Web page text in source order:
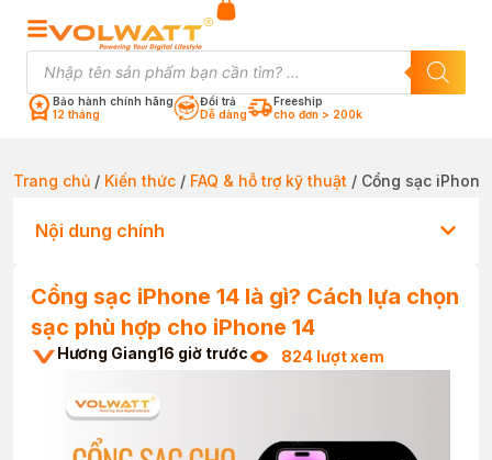
Bảo hành chính hãng
12 tháng
Đổi trả
Dễ dàng
Freeship
cho đơn > 200k
Trang chủ / Kiến thức / FAQ & hỗ trợ kỹ thuật / Cổng sạc
Nội dung chính
Cổng sạc iPhone 14 là gì? Cách lựa chọn
sạc phù hợp cho iPhone 14
Hương Giang16 giờ trước 824 lượt xem